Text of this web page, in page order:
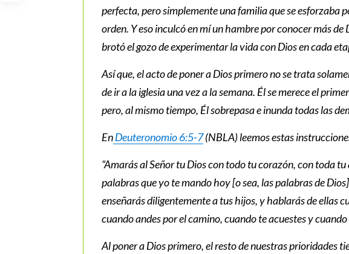
perfecta, pero simplemente una familia que se esforzaba
orden. Y eso inculcó en mí un hambre por conocer más de
brotó el gozo de experimentar la vida con Dios en cada
Así que, el acto de poner a Dios primero no se trata
de ir a la iglesia una vez a la semana. Él se merece el
pero, al mismo tiempo, Él sobrepasa e inunda todas las
EnDeuteronomio 6:5-7(NBLA) leemos estas
“Amarás al Señor tu Dios con todo tu corazón, con toda
palabras que yo te mando hoy [o sea, las palabras de
enseñarás diligentemente a tus hijos, y hablarás de ellas
cuando andes por el camino, cuando te acuestes y cuando
Al poner a Dios primero, el resto de nuestras prioridades